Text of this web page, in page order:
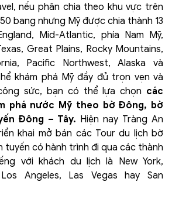
nếu phân chia theo khu vực trên
bang nhưng Mỹ được chia thành 13
Mid-Atlantic, phía Nam Mỹ,
Great Plains, Rocky Mountains,
Pacific Northwest, Alaska và
khám phá Mỹ đầy đủ trọn vẹn và
sức, bạn có thể lựa chọn các
phá nước Mỹ theo bờ Đông, bờ
Đông – Tây. Hiện nay Tràng An
khai mở bán các Tour du lịch bờ
tuyến có hành trình đi qua các thành
với khách du lịch là New York,
Angeles, Las Vegas hay San